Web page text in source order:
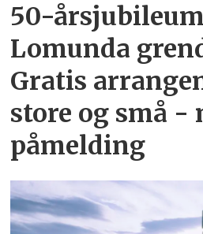
50-
Lomunda
Gratis
store og små -
påmelding